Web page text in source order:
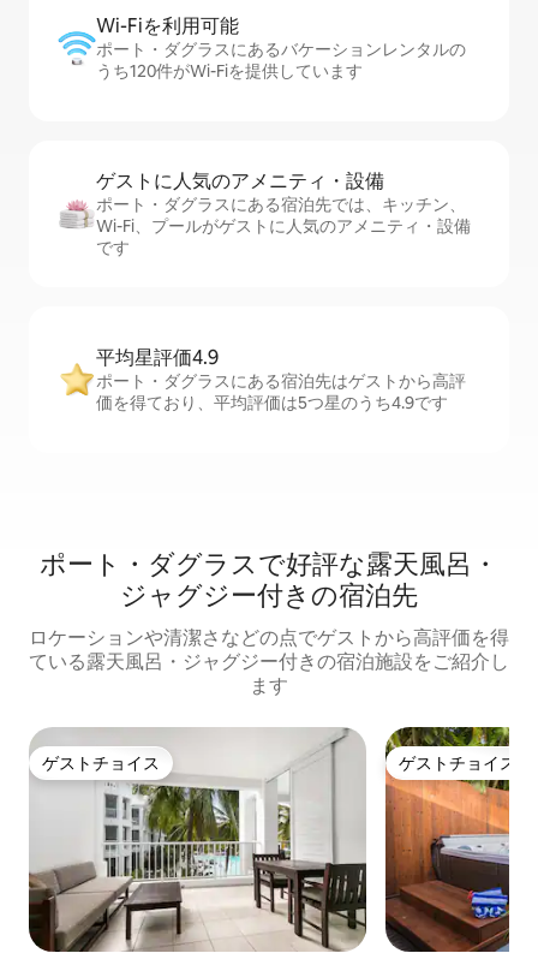
Wi-Fiを利⁠用⁠可⁠能
ポート・ダグラスにあるバケーションレンタルの
うち120件がWi-Fiを提供しています
ゲストに人⁠気⁠のア⁠メ⁠ニ⁠テ⁠ィ・設⁠備
ポート・ダグラスにある宿泊先では、キッチン、
Wi-Fi、プールがゲストに人気のアメニティ・設備
です
平均星評価4.9
ポート・ダグラスにある宿泊先はゲストから高評
価を得ており、平均評価は5つ星のうち4.9です
ポート・ダグラスで好評な露天風呂・
ジャグジー付きの宿泊先
ロケーションや清潔さなどの点でゲストから高評価を得
ている露天風呂・ジャグジー付きの宿泊施設をご紹介し
ます
ゲストチョイス
ゲストチョイス ゲストチョイス
ゲストチョイス